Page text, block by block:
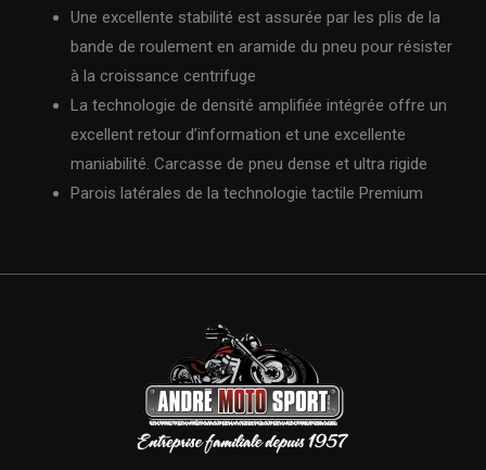
Une excellente stabilité est assurée par les plis de la
bande de roulement en aramide du pneu pour résister
à la croissance centrifuge
La technologie de densité amplifiée intégrée offre un
excellent retour d’information et une excellente
maniabilité. Carcasse de pneu dense et ultra rigide
Parois latérales de la technologie tactile Premium